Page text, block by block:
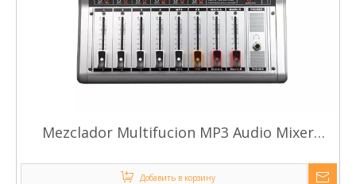
Mezclador Multifucion MP3 Audio Mixer
Добавить в корзину